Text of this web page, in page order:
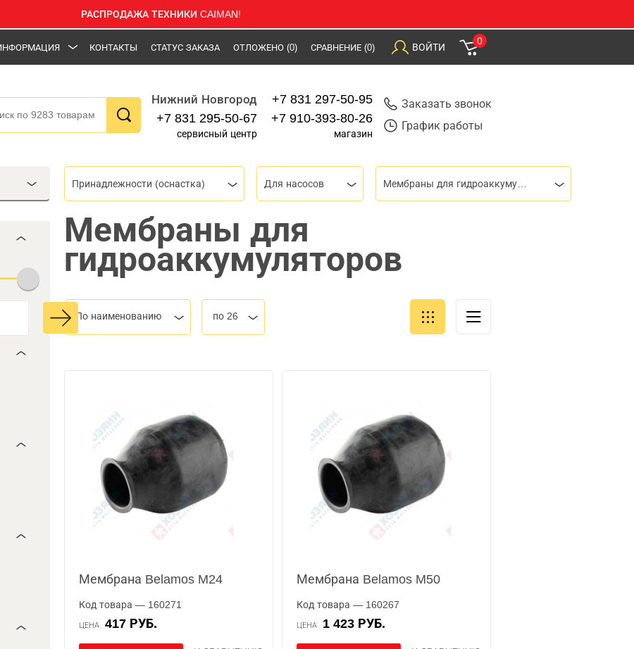
РАСПРОДАЖА ТЕХНИКИ CAIMAN!
КОНТАКТЫ СТАТУС ЗАКАЗА ОТЛОЖЕНО (0) СРАВНЕНИЕ (0) ВОЙТИ
0
Нижний Новгород
+7 831 295-50-67
сервисный центр
+7 831 297-50-95
+7 910-393-80-26
магазин
Заказать звонок
График работы
Принадлежности (оснастка) Для насосов
Мембраны для
гидроаккумуляторов
По наименованию по 26
Мембрана Belamos M24
Код товара — 160271
ЦЕНА 417 РУБ.
Мембрана Belamos M50
Код товара — 160267
ЦЕНА 1 423 РУБ.